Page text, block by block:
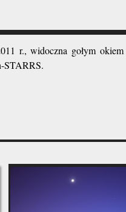
r., widoczna gołym
STARRS.